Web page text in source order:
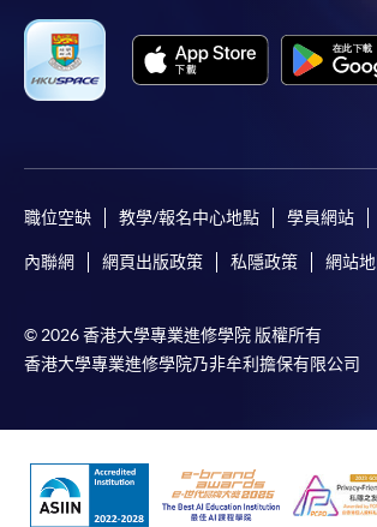
報讀新課程
費以及所需證明文件呈交。
[下載報名表SF26]
表格後，請連同報名費/學費以及所
報讀同一學歷頒授課程內其
職位空缺 教學/報名中心地點 學員網站
內聯網 網頁出版政策 私隱政策 網站
© 2026 香港大學專業進修學院 版權所有
香港大學專業進修學院乃非牟利擔保有限公司